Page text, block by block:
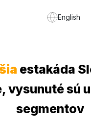
English
estakáda
vysunuté sú
segmentov